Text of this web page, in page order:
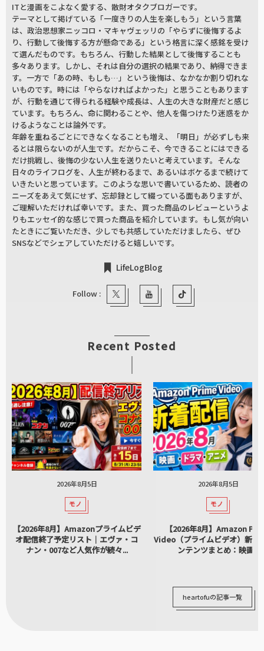
ITと漫画をこよなく愛する、散財オタクブロガーです。
テーマとして掲げている「一度きりの人生を楽しもう」という言葉
は、政治思想家ニッコロ・マキャヴェッリの「やらずに後悔するよ
り、行動して後悔する方が懸命である」という格言に深く感銘を受け
て選んだものです。もちろん、行動した結果として後悔することも
多々あります。しかし、それは自分の選択の結果であり、納得できま
す。一方で「あの時、もしも…」という後悔は、なかなか割り切れな
いものです。時には「やらなければよかった」と思うこともあります
が、行動を通じて得られる経験や成長は、人生の大きな財産だと感じ
ています。もちろん、命に関わることや、他人を傷つけたり迷惑をか
けるようなことは論外です。
年齢を重ねるごとにできなくなることも増え、「明日」が必ずしも来
るとは限らないのが人生です。だからこそ、今できることにはできる
だけ挑戦し、後悔の少ない人生を送りたいと考えています。そんな
日々のライフログを、人生が終わるまで、あるいはボケるまで続けて
いきたいと思っています。このような思いで書いているため、読者の
ニーズをあえて気にせず、忘却録として綴っている面もありますが、
ご理解いただければ幸いです。また、買った商品のレビューというよ
りもエッセイ的な感じで買った商品を紹介しています。もし気が向い
たときにご覧いただき、少しでも共感していただけましたら、ぜひ
SNSなどでシェアしていただけると嬉しいです。
LifeLogBlog
Follow :
Recent Posted
2026年8月5日
モノ
【2026年8月】Amazonプライムビデ
オ配信終了予定リスト｜エヴァ・コ
ナン・007など人気作が続々...
2026年8月5日
モノ
【2026年8月】Amazon
Video（プライムビデオ）新着
ンテンツまとめ：映画...
heartofuの記事一覧